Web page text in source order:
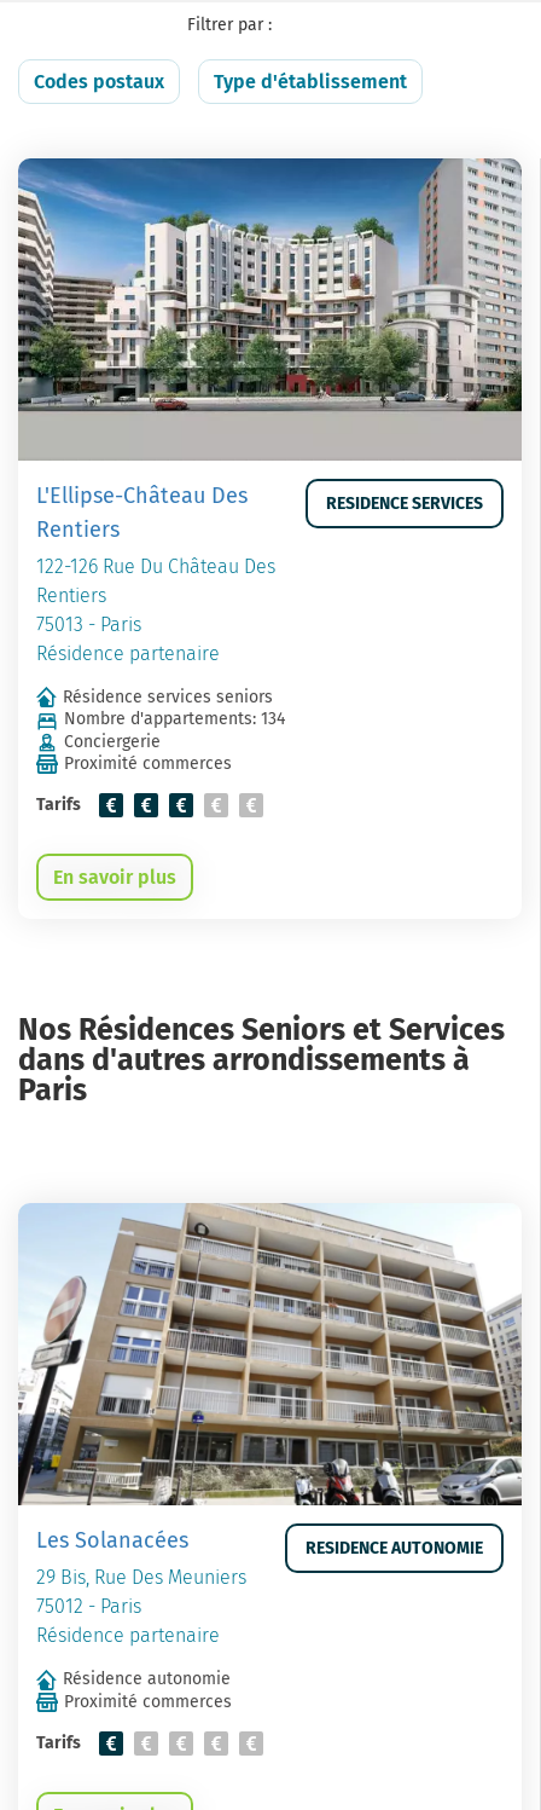
Filtrer par :
Codes postaux Type d'établissement
L'Ellipse-Château Des
Rentiers
122-126 Rue Du Château Des
Rentiers
75013 - Paris
Résidence partenaire
RESIDENCE SERVICES
Résidence services seniors
Nombre d'appartements: 134
Conciergerie
Proximité commerces
Tarifs
En savoir plus
Nos Résidences Seniors et Services
dans d'autres arrondissements à
Paris
Les Solanacées
29 Bis, Rue Des Meuniers
75012 - Paris
Résidence partenaire
RESIDENCE AUTONOMIE
Résidence autonomie
Proximité commerces
Tarifs